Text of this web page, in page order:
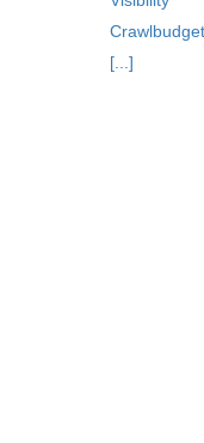
Crawlbudget
[...]